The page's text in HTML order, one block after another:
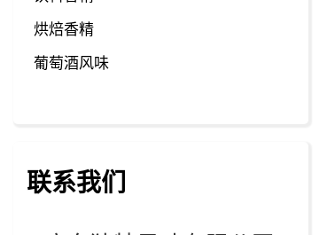
烘焙香精
葡萄酒风味
联系我们